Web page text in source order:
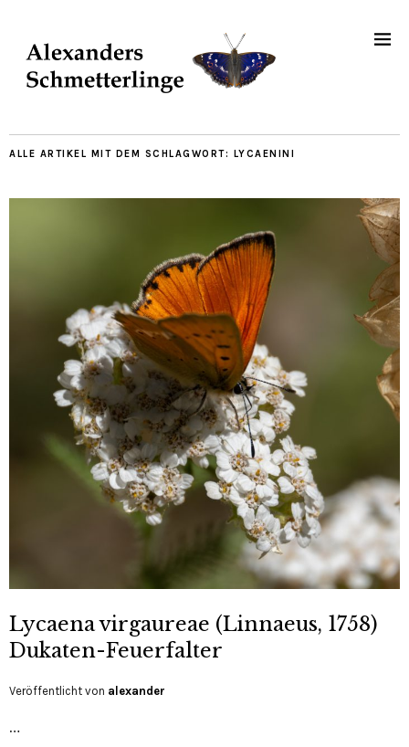
ALLE ARTIKEL MIT DEM SCHLAGWORT: LYCAENINI
Lycaena virgaureae (Linnaeus, 1758)
Dukaten-Feuerfalter
Veröffentlicht von alexander
…